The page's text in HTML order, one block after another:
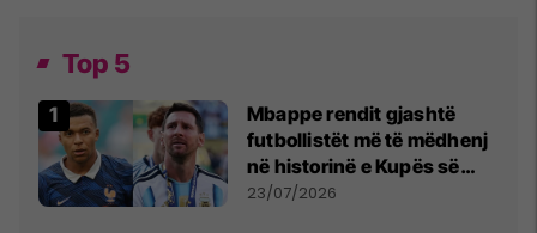
Top 5
Mbappe rendit gjashtë
futbollistët më të mëdhenj
në historinë e Kupës së
Botës, Messi mbetet i dyti
23/07/2026